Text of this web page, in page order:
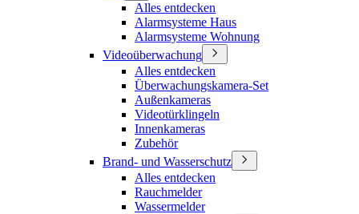
Alles entdecken
Alarmsysteme Haus
Alarmsysteme Wohnung
Videoüberwachung
Alles entdecken
Überwachungskamera-Set
Außenkameras
Videotürklingeln
Innenkameras
Zubehör
Brand- und Wasserschutz
Alles entdecken
Rauchmelder
Wassermelder